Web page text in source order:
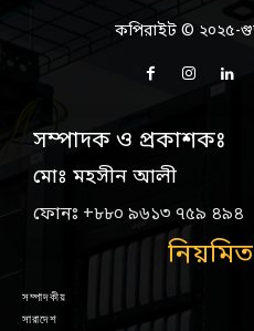
কপিরাইট © ২০২৫-
সম্পাদক ও প্রকাশকঃ
মোঃ মহসীন আলী
ফোনঃ +৮৮০ ৯৬১৩ ৭৫৯ ৪৯৪
সম্পাদকীয়
সারাদেশ